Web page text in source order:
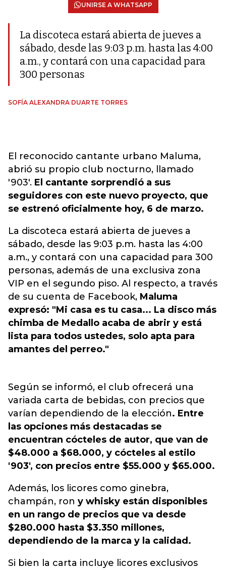
UNIRSE A WHATSAPP
La discoteca estará abierta de jueves a
sábado, desde las 9:03 p.m. hasta las 4:00
a.m., y contará con una capacidad para
300 personas
SOFÍA ALEXANDRA DUARTE TORRES
El reconocido cantante urbano Maluma,
abrió su propio club nocturno, llamado
'903'. El cantante sorprendió a sus
seguidores con este nuevo proyecto, que
se estrenó oficialmente hoy, 6 de marzo.
La discoteca estará abierta de jueves a
sábado, desde las 9:03 p.m. hasta las 4:00
a.m., y contará con una capacidad para 300
personas, además de una exclusiva zona
VIP en el segundo piso. Al respecto, a través
de su cuenta de Facebook, Maluma
expresó: "Mi casa es tu casa... La disco más
chimba de Medallo acaba de abrir y está
lista para todos ustedes, solo apta para
amantes del perreo."
Según se informó, el club ofrecerá una
variada carta de bebidas, con precios que
varían dependiendo de la elección. Entre
las opciones más destacadas se
encuentran cócteles de autor, que van de
$48.000 a $68.000, y cócteles al estilo
'903', con precios entre $55.000 y $65.000.
Además, los licores como ginebra,
champán, ron y whisky están disponibles
en un rango de precios que va desde
$280.000 hasta $3.350 millones,
dependiendo de la marca y la calidad.
Si bien la carta incluye licores exclusivos